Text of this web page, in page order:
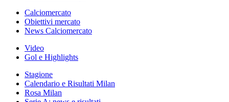
Calciomercato
Obiettivi mercato
News Calciomercato
Video
Gol e Highlights
Stagione
Calendario e Risultati Milan
Rosa Milan